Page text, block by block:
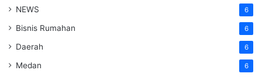
NEWS 6
Bisnis Rumahan 6
Daerah 6
Medan 6